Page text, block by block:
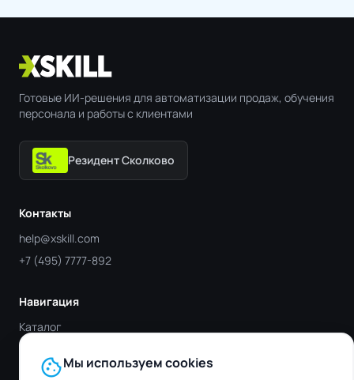
Готовые ИИ-решения для автоматизации продаж, обучения
персонала и работы с клиентами
Резидент Сколково
Контакты
help@xskill.com
+7 (495) 7777-892
Навигация
Каталог
Отрасли
БлогcookieМы используем cookies